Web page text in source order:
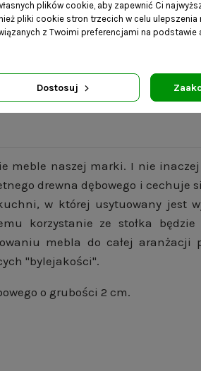
meble naszej marki. I nie
drewna dębowego i
w której usytuowany jest
korzystanie ze stołka
mebla do całej
"bylejakości".
o grubości 2 cm.
plików cookie, aby zapewnić Ci
pliki cookie stron trzecich w celu ulepszenia
z Twoimi preferencjami na
Dostosuj